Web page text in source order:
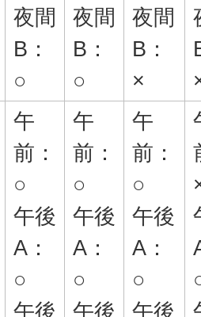
夜間
B：
○
夜間
B：
○
夜間
B：
×
午
前：
○
午後
A：
○
午後
午
前：
○
午後
A：
○
午後
午
前：
○
午後
A：
○
午後